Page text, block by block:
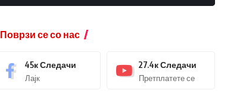
Поврзи се со нас
45кСледачи
Лајк
27.4кСледачи
Претплатете се